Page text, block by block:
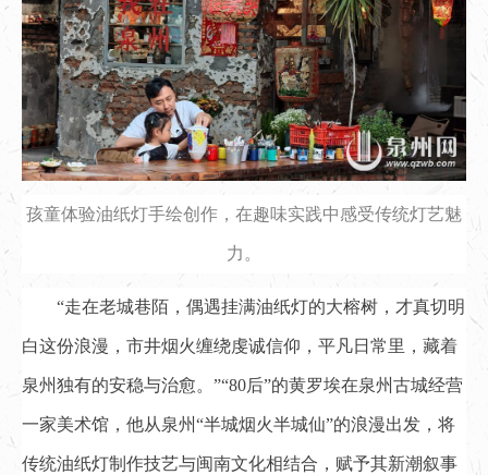
孩童体验油纸灯手绘创作，在趣味实践中感受传统灯艺魅
力。
“走在老城巷陌，偶遇挂满油纸灯的大榕树，才真切明
白这份浪漫，市井烟火缠绕虔诚信仰，平凡日常里，藏着
泉州独有的安稳与治愈。”“80后”的黄罗埃在泉州古城经营
一家美术馆，他从泉州“半城烟火半城仙”的浪漫出发，将
传统油纸灯制作技艺与闽南文化相结合，赋予其新潮叙事